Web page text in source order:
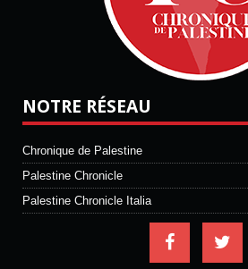
NOTRE RÉSEAU
Chronique de Palestine
Palestine Chronicle
Palestine Chronicle Italia